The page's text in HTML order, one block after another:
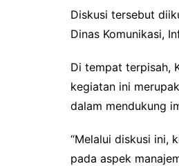
Diskusi tersebut
Dinas Komunikasi,
Di tempat terpisah,
kegiatan ini
dalam mendukung
“Melalui diskusi ini,
pada aspek